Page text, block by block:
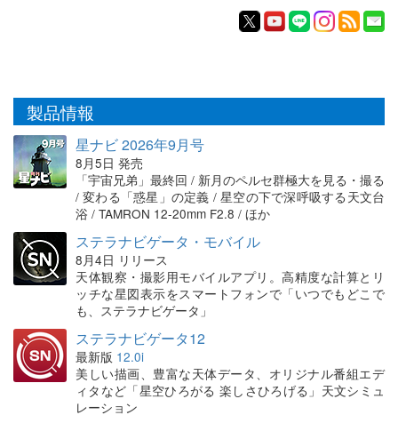
製品情報
星ナビ 2026年9月号
8月5日 発売
「宇宙兄弟」最終回 / 新月のペルセ群極大を見る・撮る
/ 変わる「惑星」の定義 / 星空の下で深呼吸する天文台
浴 / TAMRON 12-20mm F2.8 / ほか
ステラナビゲータ・モバイル
8月4日 リリース
天体観察・撮影用モバイルアプリ。高精度な計算とリ
ッチな星図表示をスマートフォンで「いつでもどこで
も、ステラナビゲータ」
ステラナビゲータ12
最新版 12.0i
美しい描画、豊富な天体データ、オリジナル番組エデ
ィタなど「星空ひろがる 楽しさひろげる」天文シミュ
レーション